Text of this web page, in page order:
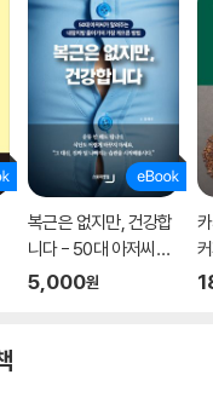
복근은 없지만, 건강합
니다 - 50대 아저씨가
알려주는 내장지방 줄
5,000원